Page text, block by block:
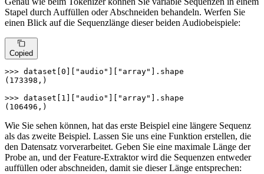
Stapel durch Auffüllen oder Abschneiden behandeln. Werfen Sie
einen Blick auf die Sequenzlänge dieser beiden Audiobeispiele:
Copied
>>> dataset[ 0 "audio" "array"
].shape
( 173398 ,)
>>> dataset[ 1 "audio" "array"
].shape
( 106496 ,)
Wie Sie sehen können, hat das erste Beispiel eine längere Sequenz
als das zweite Beispiel. Lassen Sie uns eine Funktion erstellen, die
den Datensatz vorverarbeitet. Geben Sie eine maximale Länge der
Probe an, und der Feature-Extraktor wird die Sequenzen entweder
auffüllen oder abschneiden, damit sie dieser Länge entsprechen: